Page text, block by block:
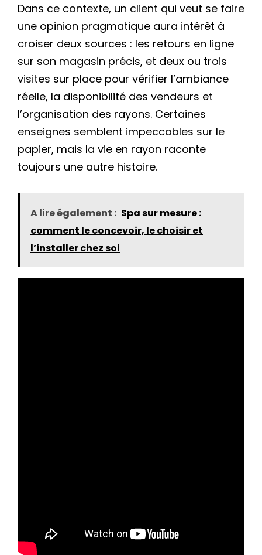
Dans ce contexte, un client qui veut se faire
une opinion pragmatique aura intérêt à
croiser deux sources : les retours en ligne
sur son magasin précis, et deux ou trois
visites sur place pour vérifier l’ambiance
réelle, la disponibilité des vendeurs et
l’organisation des rayons. Certaines
enseignes semblent impeccables sur le
papier, mais la vie en rayon raconte
toujours une autre histoire.
A lire également : Spa sur mesure :
comment le concevoir, le choisir et
l’installer chez soi